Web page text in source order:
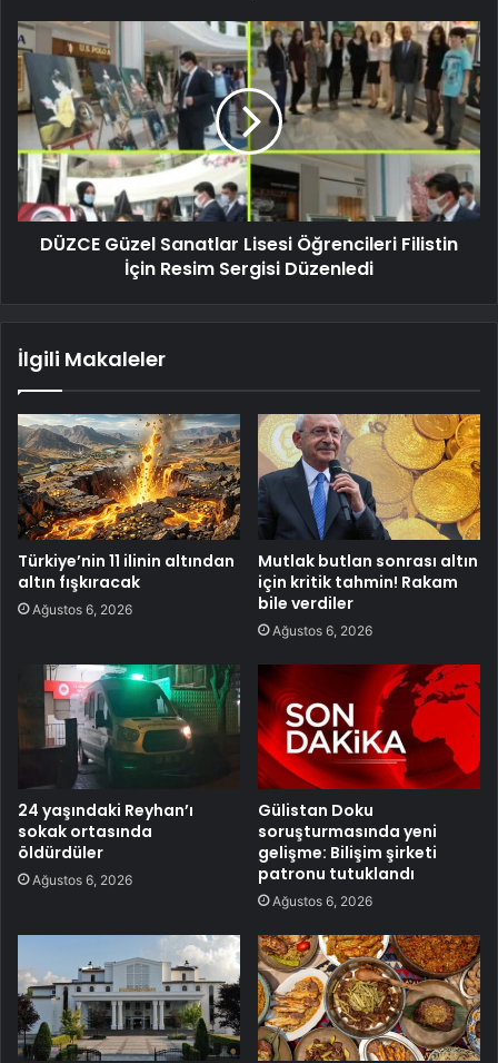
DÜZCE Güzel Sanatlar Lisesi Öğrencileri Filistin
İçin Resim Sergisi Düzenledi
İlgili Makaleler
Türkiye’nin 11 ilinin altından
altın fışkıracak
Ağustos 6, 2026
Mutlak butlan sonrası altın
için kritik tahmin! Rakam
bile verdiler
Ağustos 6, 2026
24 yaşındaki Reyhan’ı
sokak ortasında
öldürdüler
Ağustos 6, 2026
Gülistan Doku
soruşturmasında yeni
gelişme: Bilişim şirketi
patronu tutuklandı
Ağustos 6, 2026